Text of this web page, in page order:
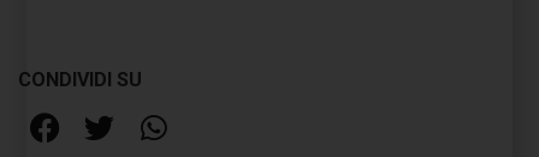
CONDIVIDI SU